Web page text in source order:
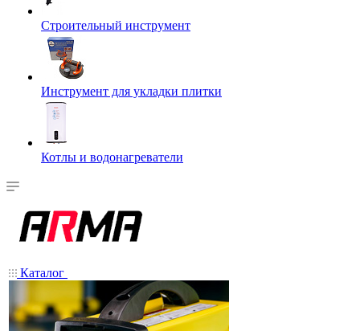
Строительный инструмент
Инструмент для укладки плитки
Котлы и водонагреватели
Каталог